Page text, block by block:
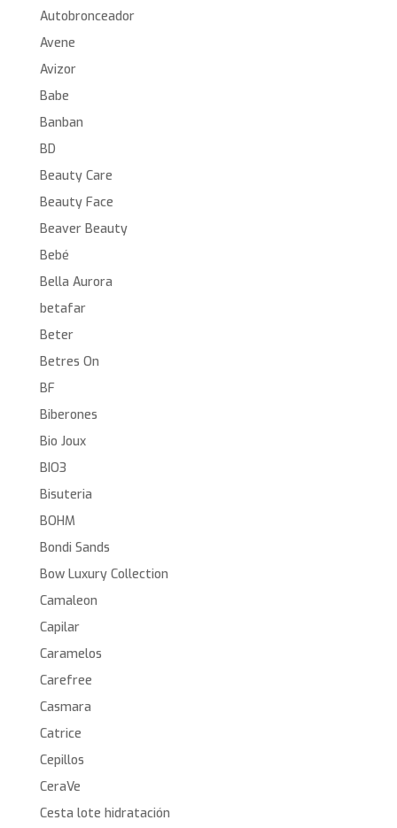
Autobronceador
Avene
Avizor
Babe
Banban
BD
Beauty Care
Beauty Face
Beaver Beauty
Bebé
Bella Aurora
betafar
Beter
Betres On
BF
Biberones
Bio Joux
BIO3
Bisuteria
BOHM
Bondi Sands
Bow Luxury Collection
Camaleon
Capilar
Caramelos
Carefree
Casmara
Catrice
Cepillos
CeraVe
Cesta lote hidratación